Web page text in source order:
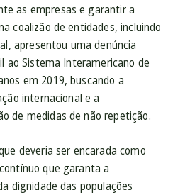
as empresas e garantir a
coalizão de entidades, incluindo
apresentou uma denúncia
ao Sistema Interamericano de
em 2019, buscando a
internacional e a
de medidas de não repetição.
deveria ser encarada como
que garanta a
dignidade das populações